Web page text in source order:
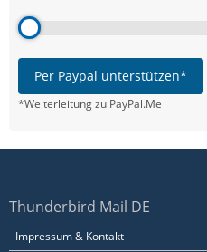
Per Paypal unterstützen*
*Weiterleitung zu PayPal.Me
Thunderbird Mail DE
Impressum & Kontakt